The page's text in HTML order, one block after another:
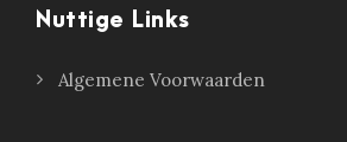
Nuttige Links
Algemene Voorwaarden